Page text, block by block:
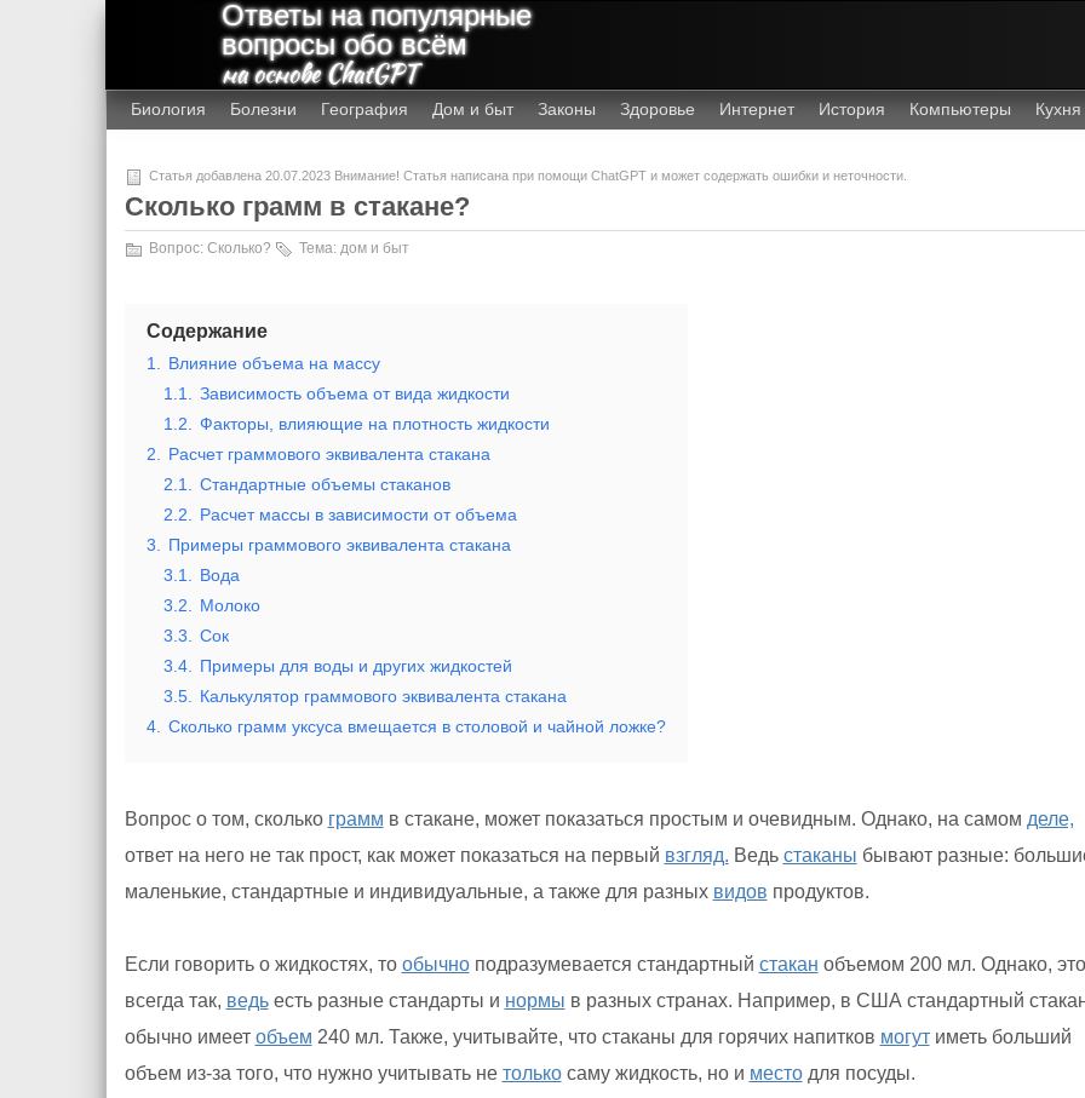
Ответы на популярные
вопросы обо всём
на основе ChatGPT
Биология Болезни География Дом и быт Законы Здоровье Интернет История Компьютеры Кухня
Статья добавлена 20.07.2023 Внимание! Статья написана при помощи ChatGPT и может содержать ошибки и неточности.
Сколько грамм в стакане?
Вопрос: Сколько? Тема: дом и быт
Содержание
1.
Влияние объема на массу
1.1.
Зависимость объема от вида жидкости
1.2.
Факторы, влияющие на плотность жидкости
2.
Расчет граммового эквивалента стакана
2.1.
Стандартные объемы стаканов
2.2.
Расчет массы в зависимости от объема
3.
Примеры граммового эквивалента стакана
3.1.
Вода
3.2.
Молоко
3.3.
Сок
3.4.
Примеры для воды и других жидкостей
3.5.
Калькулятор граммового эквивалента стакана
4.
Сколько грамм уксуса вмещается в столовой и чайной ложке?
Вопрос о том, сколько грамм в стакане, может показаться простым и очевидным. Однако, на самом деле,
ответ на него не так прост, как может показаться на первый взгляд. Ведь стаканы бывают разные:
маленькие, стандартные и индивидуальные, а также для разных видов продуктов.
Если говорить о жидкостях, то обычноподразумевается стандартный стакан объемом 200 мл. Однако,
всегда так, ведьесть разные стандарты и нормы в разных странах. Например, в США стандартный
обычно имеет объем 240 мл. Также, учитывайте, что стаканы для горячих напитков могутиметь больший
объем из-за того, что нужно учитывать не толькосаму жидкость, но и местодля посуды.